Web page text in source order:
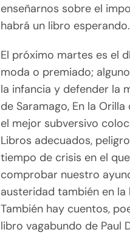
enseñarnos sobre el
habrá un libro esperando.
El próximo martes es el
moda o premiado;
la infancia y defender la
de Saramago, En la
el mejor subversivo
Libros adecuados,
tiempo de crisis en el
comprobar nuestro
austeridad también en
También hay cuentos,
libro vagabundo de Paul